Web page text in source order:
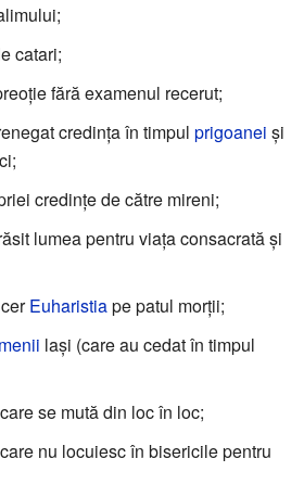
catari;
fără examenul recerut;
credința în timpul prigoanei și
credințe de către mireni;
lumea pentru viața consacrată și
Euharistiape patul morții;
lași (care au cedat în timpul
se mută din loc în loc;
nu locuiesc în bisericile pentru